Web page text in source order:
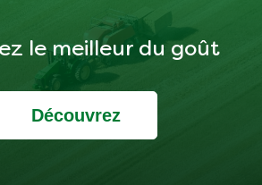
le meilleur du goût
Découvrez